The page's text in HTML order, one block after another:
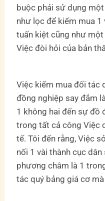
buộc phải sử dụng
như lọc để kiếm mua
tuấn kiệt cũng như
Việc đòi hỏi của bản
Việc kiếm mua đối tác
đồng nghiệp say đắm
1 không hai đến sự đồ
trong tất cả công Việc
tế. Tôi đến rằng, Việc
nối 1 vài thành cục
phương châm là 1
tác quý bảng giá cơ